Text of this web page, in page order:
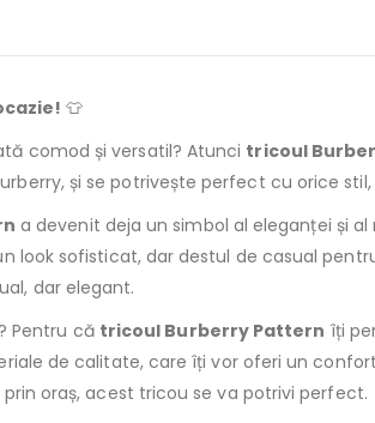
👕
comod și versatil? Atunci tricoul
și se potrivește perfect cu orice
a devenit deja un simbol al eleganței și
look sofisticat, dar destul de casual
dar elegant.
Pentru că tricoul Burberry Pattern îți
de calitate, care îți vor oferi un
oraș, acest tricou se va potrivi perfect.